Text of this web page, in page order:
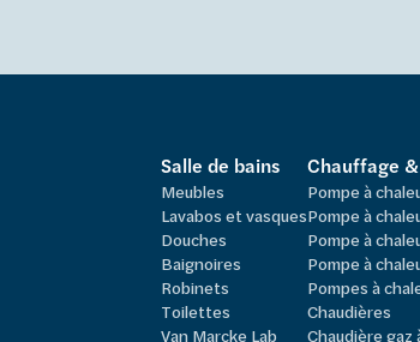
Salle de bains
Meubles
Lavabos et vasques
Douches
Baignoires
Robinets
Toilettes
Van Marcke Lab
Chauffage
Pompe à
Pompe à
Pompe à
Pompe à
Pompes à
Chaudières
Chaudière